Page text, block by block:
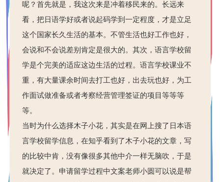
呢？首先就是，我这次来是冲着移民来的。长远来
看，把日语学好或者说起码学到一定程度，才是立足
这个国家长久生活的基本。不管生活也好工作也好，
会说和不会说差别肯定是很大的。其次，语言学校留
学是个完美的适应这边生活的过程。语言学校课业不
重，有大量课余时间去打工也好，出去玩也好，为工
作面试做准备或者考察经营管理签证的项目等等等
等。
当时为什么选择木子小花，其实是在网上搜了日本语
言学校留学信息，在知乎看到了木子小花的文章，写
的比较中肯，没有像很多其他中介一样无脑吹，于是
就决定了。申请留学过程中文案老师小圆可以说是帮